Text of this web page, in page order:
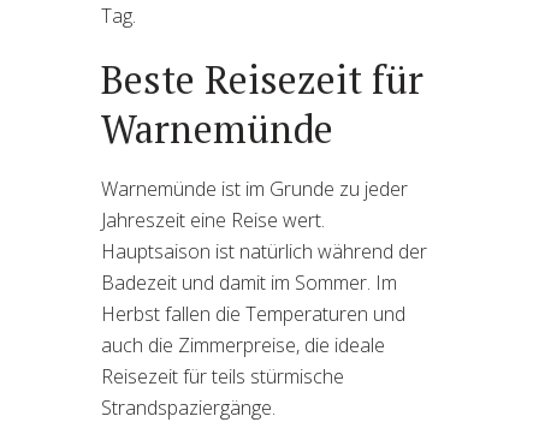
Tag.
Beste Reisezeit für
Warnemünde
Warnemünde ist im Grunde zu jeder
Jahreszeit eine Reise wert.
Hauptsaison ist natürlich während der
Badezeit und damit im Sommer. Im
Herbst fallen die Temperaturen und
auch die Zimmerpreise, die ideale
Reisezeit für teils stürmische
Strandspaziergänge.